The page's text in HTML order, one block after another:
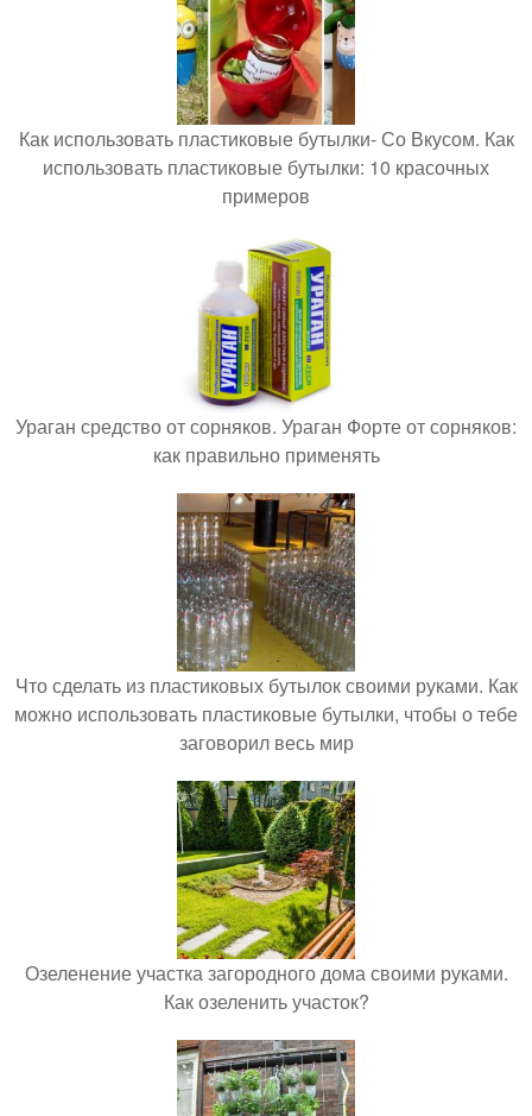
Как использовать пластиковые бутылки- Со Вкусом. Как
использовать пластиковые бутылки: 10 красочных
примеров
Ураган средство от сорняков. Ураган Форте от сорняков:
как правильно применять
Что сделать из пластиковых бутылок своими руками. Как
можно использовать пластиковые бутылки, чтобы о тебе
заговорил весь мир
Озеленение участка загородного дома своими руками.
Как озеленить участок?